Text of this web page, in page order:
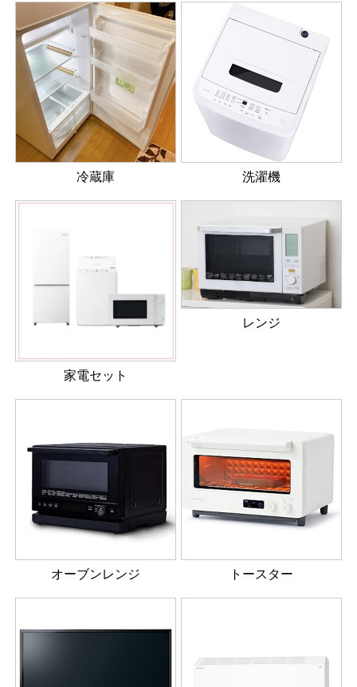
冷蔵庫 洗濯機
家電セット
レンジ
オーブンレンジ トースター